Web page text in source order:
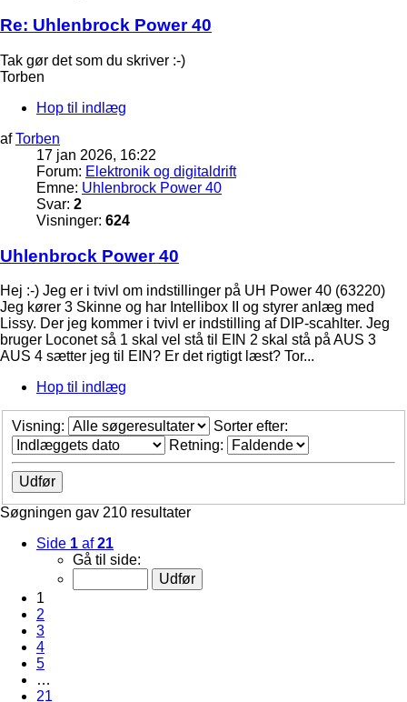
Re: Uhlenbrock Power 40
Tak gør det som du skriver :-)
Torben
Hop til indlæg
afTorben
17 jan 2026, 16:22
Forum: Elektronik og digitaldrift
Emne: Uhlenbrock Power 40
Svar: 2
Visninger: 624
Uhlenbrock Power 40
Hej :-) Jeg er i tvivl om indstillinger på UH Power 40 (63220)
Jeg kører 3 Skinne og har Intellibox II og styrer anlæg med
Lissy. Der jeg kommer i tvivl er indstilling af DIP-scahlter. Jeg
bruger Loconet så 1 skal vel stå til EIN 2 skal stå på AUS 3
AUS 4 sætter jeg til EIN? Er det rigtigt læst? Tor...
Hop til indlæg
Visning:
Sorter efter:
Retning:
Søgningen gav 210 resultater
Side 1 af21
Gå til side:
1
2
3
4
5
…
21